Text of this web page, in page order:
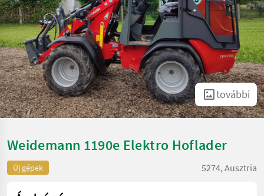
további
Weidemann 1190e Elektro Hoflader
Új gépek 5274, Ausztria